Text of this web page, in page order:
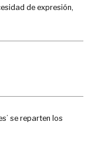
de expresión,
se reparten los